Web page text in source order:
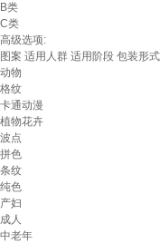
B类
C类
高级选项:
图案 适用人群 适用阶段 包装形式
动物
格纹
卡通动漫
植物花卉
波点
拼色
条纹
纯色
产妇
成人
中老年